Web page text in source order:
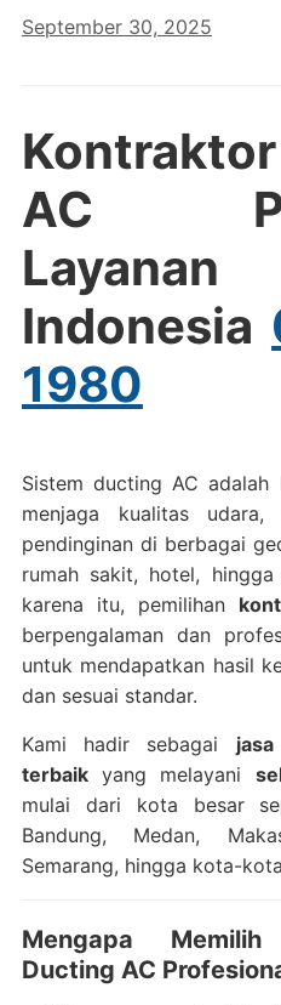
September 30, 2025
AC
Indonesia
1980
Sistem ducting AC
menjaga kualitas
pendinginan di berbagai
rumah sakit, hotel,
karena itu, pemilihan
berpengalaman dan
untuk mendapatkan hasil
dan sesuai standar.
Kami hadir sebagai
terbaikyang melayani
mulai dari kota besar
Bandung, Medan,
Semarang, hingga kota-
Mengapa
Ducting AC